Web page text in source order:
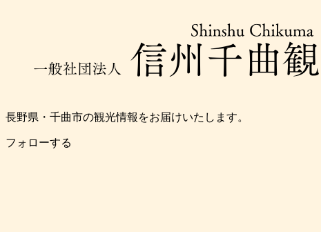
長野県・千曲市の観光情報をお届けいたします。
フォローする